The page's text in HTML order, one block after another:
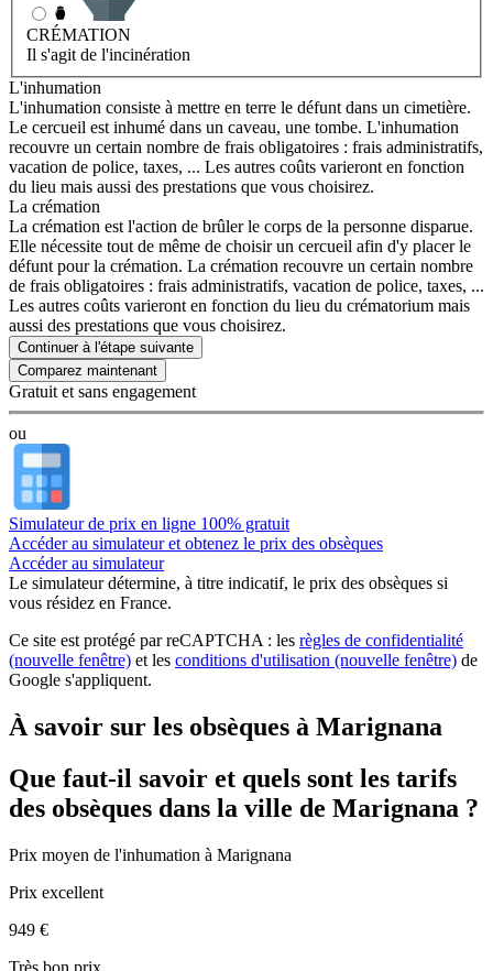
CRÉMATION
Il s'agit de l'incinération
L'inhumation
L'inhumation consiste à mettre en terre le défunt dans un cimetière.
Le cercueil est inhumé dans un caveau, une tombe. L'inhumation
recouvre un certain nombre de frais obligatoires : frais administratifs,
vacation de police, taxes, ... Les autres coûts varieront en fonction
du lieu mais aussi des prestations que vous choisirez.
La crémation
La crémation est l'action de brûler le corps de la personne disparue.
Elle nécessite tout de même de choisir un cercueil afin d'y placer le
défunt pour la crémation. La crémation recouvre un certain nombre
de frais obligatoires : frais administratifs, vacation de police, taxes, ...
Les autres coûts varieront en fonction du lieu du crématorium mais
aussi des prestations que vous choisirez.
Continuer à l'étape suivante
Gratuit et sans engagement
ou
Simulateur de prix en ligne 100% gratuit
Accéder au simulateur et obtenez le prix des obsèques
Accéder au simulateur
Le simulateurdétermine, à titre indicatif, le prix des obsèques si
vous résidez en France.
Ce site est protégé par reCAPTCHA : les règles de confidentialité
(nouvelle fenêtre) et les conditions d'utilisation (nouvelle fenêtre) de
Google s'appliquent.
À savoir sur les obsèques à Marignana
Que faut-il savoir et quels sont les tarifs
des obsèques dans la ville de Marignana ?
Prix moyen de l'inhumation à Marignana
Prix excellent
949 €